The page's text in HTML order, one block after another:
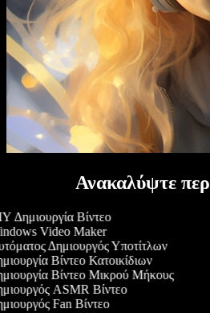
Ανακαλύψτε
Δημιουργία Βίντεο
Video Maker
Δημιουργός Υποτίτλων
Βίντεο Κατοικίδιων
Βίντεο Μικρού Μήκους
ASMR Βίντεο
Fan Βίντεο